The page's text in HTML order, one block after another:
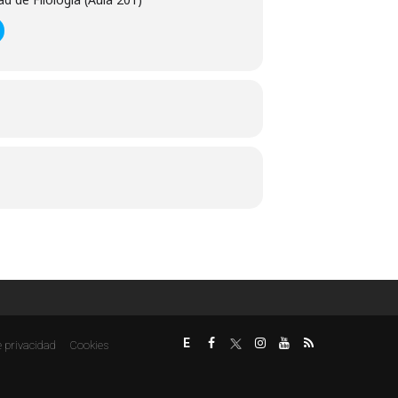
privacidad Cookies E